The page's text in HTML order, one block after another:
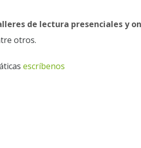
de lectura presenciales y
otros.
escríbenos